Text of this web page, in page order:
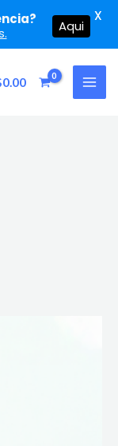
0.00
Aqui
X